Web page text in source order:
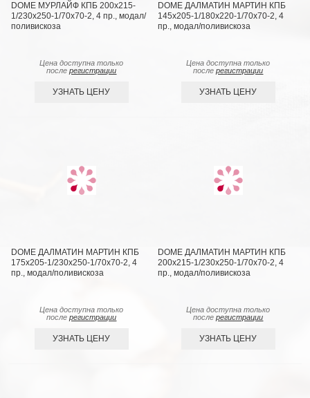
DOME МУРЛАЙФ КПБ 200х215-
1/230х250-1/70х70-2, 4 пр., модал/
поливискоза
Цена доступна только
послерегистрации
УЗНАТЬ ЦЕНУ
DOME ДАЛМАТИН МАРТИН КПБ
145х205-1/180х220-1/70х70-2, 4
пр., модал/поливискоза
Цена доступна только
послерегистрации
УЗНАТЬ ЦЕНУ
DOME ДАЛМАТИН МАРТИН КПБ
175х205-1/230х250-1/70х70-2, 4
пр., модал/поливискоза
Цена доступна только
послерегистрации
УЗНАТЬ ЦЕНУ
DOME ДАЛМАТИН МАРТИН КПБ
200х215-1/230х250-1/70х70-2, 4
пр., модал/поливискоза
Цена доступна только
послерегистрации
УЗНАТЬ ЦЕНУ